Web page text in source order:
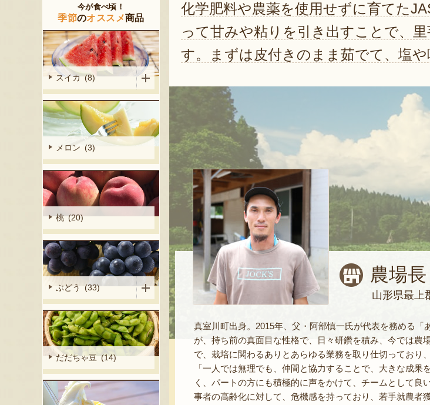
化学肥料や農薬を使用せずに育てた
って甘みや粘りを引き出すことで、
す。まずは皮付きのまま茹でて、塩や
農場
山形県最上
真室川町出身。2015年、父・阿部慎一氏が代表を務める
が、持ち前の真面目な性格で、日々研鑽を積み、今では農
で、栽培に関わるありとあらゆる業務を取り仕切っており
「一人では無理でも、仲間と協力することで、大きな成
く、パートの方にも積極的に声をかけて、チームとして
事者の高齢化に対して、危機感を持っており、若手就農者
今が食べ頃！
季節のオススメ商品
スイカ (8)
メロン (3)
桃 (20)
ぶどう (33)
だだちゃ豆 (14)